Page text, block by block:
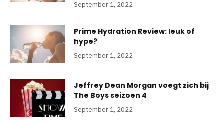
September 1, 2022
Prime Hydration Review: leuk of
hype?
September 1, 2022
Jeffrey Dean Morgan voegt zich bij
The Boys seizoen 4
September 1, 2022